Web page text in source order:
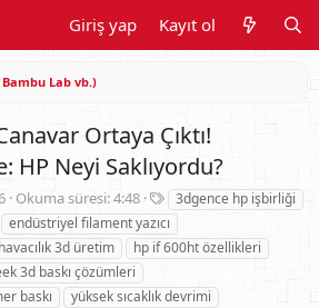
Giriş yap Kayıt ol
Bambu Lab vb.)
Ortaya Çıktı!
HP Neyi Saklıyordu?
Okuma süresi: 4:48
E
t
i
k
t
3dgence hp işbirliği
endüstriyel filament yazıcı
havacılık 3d üretim
hp if 600ht özellikleri
3d baskı çözümleri
baskı
yüksek sıcaklık devrimi